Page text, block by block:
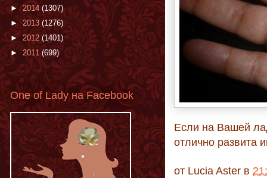
Если на Вашей
отлично развита
от Lucia Aster в
► 2014 (1307)
► 2013 (1276)
► 2012 (1401)
►2011 (699)
One of Lady на Facebook